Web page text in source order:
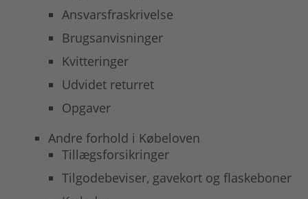
Ansvarsfraskrivelse
Brugsanvisninger
Kvitteringer
Udvidet returret
Opgaver
Andre forhold i Købeloven
Tillægsforsikringer
Tilgodebeviser, gavekort og flaskeboner